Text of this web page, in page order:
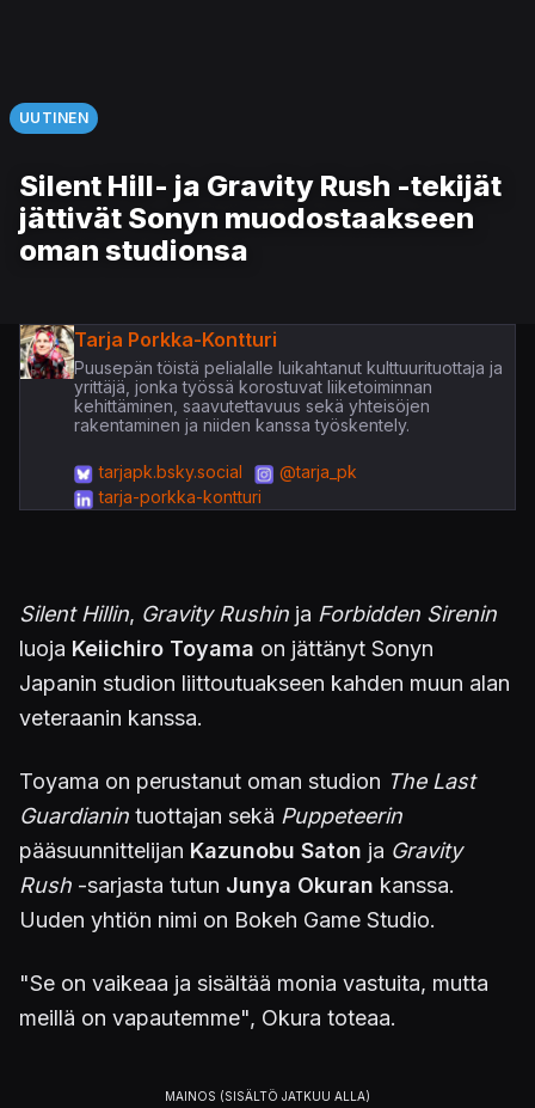
UUTINEN
Silent Hill- ja Gravity Rush -tekijät
jättivät Sonyn muodostaakseen
oman studionsa
Tarja Porkka-Kontturi
Puusepän töistä pelialalle luikahtanut kulttuurituottaja ja
yrittäjä, jonka työssä korostuvat liiketoiminnan
kehittäminen, saavutettavuus sekä yhteisöjen
rakentaminen ja niiden kanssa työskentely.
tarjapk.bsky.social
@tarja_pk
tarja-porkka-kontturi
Silent Hillin, Gravity Rushin ja Forbidden Sirenin
luoja Keiichiro Toyama on jättänyt Sonyn
Japanin studion liittoutuakseen kahden muun alan
veteraanin kanssa.
Toyama on perustanut oman studion The Last
Guardianin tuottajan sekä Puppeteerin
pääsuunnittelijan Kazunobu Saton ja Gravity
Rush -sarjasta tutun Junya Okuran kanssa.
Uuden yhtiön nimi on Bokeh Game Studio.
"Se on vaikeaa ja sisältää monia vastuita, mutta
meillä on vapautemme", Okura toteaa.